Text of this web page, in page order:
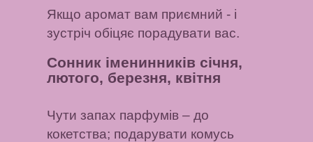
Якщо аромат вам приємний - і
зустріч обіцяє порадувати вас.
Сонник іменинників січня,
лютого, березня, квітня
Чути запах парфумів – до
кокетства; подарувати комусь